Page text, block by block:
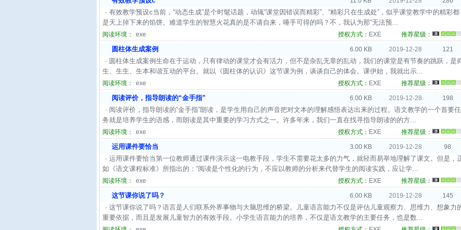
· 有效教学预设c当前，“动态生成”是个时髦话题，动辄“课堂因错误而精彩”、“精彩只在生成处”，似乎课堂教学中的精彩都
是天上掉下来的馅饼。难道学生的智慧火花真的是不请自来，唾手可得的吗？不，我认为那“无法预...
阅读环境： exe 授权方式： EXE 推荐星级：
圆柱体生成案例 6.00 KB 2019-12-28 121
· 圆柱体生成案例生命在于运动，只有律动的课堂才会有活力，但不是杂乱无章的乱动，我们的课堂是有节奏的跳跃，是
生、生生、生本和谐互动的平台。就以《圆柱体的认识》这节课为例，谈谈自己的体会。课伊始，我就出示...
阅读环境： exe 授权方式： EXE 推荐星级：
阅读评价，指导朗读的“金手指” 6.00 KB 2019-12-28 198
· 阅读评价，指导朗读的“金手指”朗读，是学生用自己的声音把对文本的理解感悟表达出来的过程。语文教学的一个首要任
务就是培养学生的语感，而朗读是其中重要的学习方式之一。许多年来，我们一直在找寻指导朗读的的方...
阅读环境： exe 授权方式： EXE 推荐星级：
运用课件要恰当 3.00 KB 2019-12-28 98
· 运用课件要恰当第一位教师通过课件演示这一电教手段，学生不需要花太多的力气，就轻而易举地理解了课文。但是，
如《语文课程标准》所指出的：“阅读是个性化的行为，不应以教师的分析来代替学生的阅读实践，应让学...
阅读环境： exe 授权方式： EXE 推荐星级：
这节课你说了吗？ 6.00 KB 2019-12-28 145
· 这节课你说了吗？语言是人们联系外界事物与大脑思维的桥梁。儿童语言能力不仅是评估儿童观察力、思维力、想象力
重要依据，而且是发展儿童智力的有效手段。小学生语言能力的培养，不仅是语文教学的主要任务，也是数...